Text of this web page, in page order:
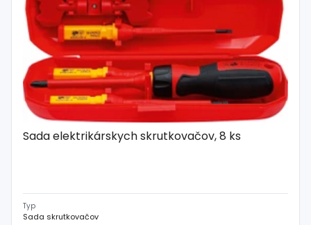
Sada elektrikárskych skrutkovačov, 8 ks
Typ
Sada skrutkovačov